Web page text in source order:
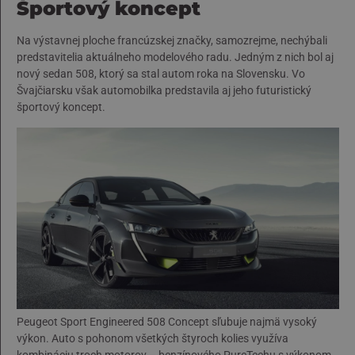
Športový koncept
Na výstavnej ploche francúzskej značky, samozrejme, nechýbali
predstavitelia aktuálneho modelového radu. Jedným z nich bol aj
nový sedan 508, ktorý sa stal autom roka na Slovensku. Vo
Švajčiarsku však automobilka predstavila aj jeho futuristický
športový koncept.
Peugeot Sport Engineered 508 Concept sľubuje najmä vysoký
výkon. Auto s pohonom všetkých štyroch kolies využíva